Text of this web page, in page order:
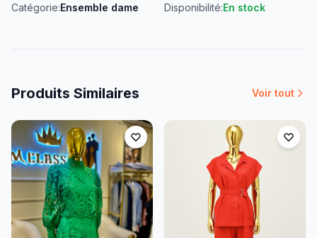
Catégorie:Ensemble dame Disponibilité:En stock
Produits Similaires Voir tout